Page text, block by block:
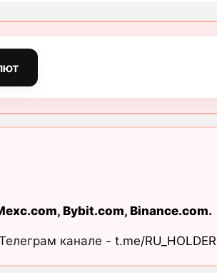
, Bybit.com, Binance.com.
канале - t.me/RU_HOLDER